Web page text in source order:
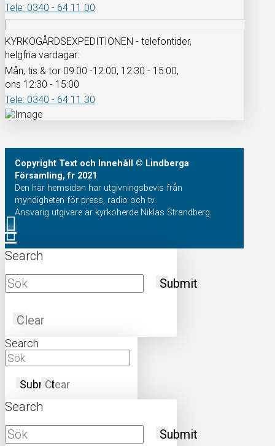
Tele: 0340 - 64 11 00
KYRKOGÅRDSEXPEDITIONEN - telefontider,
helgfria vardagar:
Mån, tis & tor 09:00 -12:00, 12:30 - 15:00,
ons 12:30 - 15:00
Tele: 0340 - 64 11 30
Copyright Text och Innehåll
© Lindberga
Församling, fr 2021
Den här hemsidan har utgivningsbevis från
myndigheten för press, radio och tv.
Ansvarig utgivare är kyrkoherde Niklas Strandberg.
Search
Submit
Clear
Search
SubmitClear
Search
Submit